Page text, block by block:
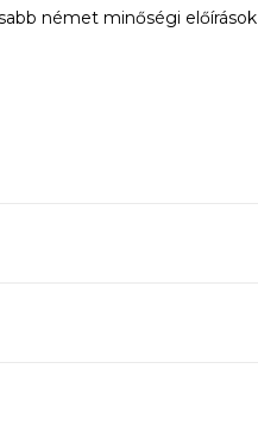
német minőségi előírások